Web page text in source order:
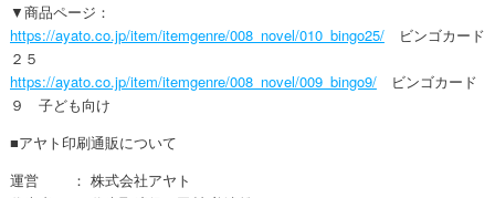
▼商品ページ：
https://ayato.co.jp/item/itemgenre/008_novel/010_bingo25/ビンゴカード
２５
https://ayato.co.jp/item/itemgenre/008_novel/009_bingo9/ビンゴカード
９ 子ども向け
■アヤト印刷通販について
運営 ： 株式会社アヤト